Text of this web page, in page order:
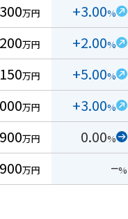
万円 +3.00%
万円 +2.00%
万円 +5.00%
万円 +3.00%
万円 0.00%
万円 −%